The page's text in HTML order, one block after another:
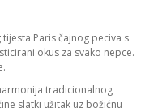
Paris čajnog peciva s
okus za svako nepce.
tradicionalnog
slatki užitak uz božićnu